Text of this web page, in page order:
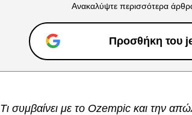
Ανακαλύψτε περισσότερα
Προσθήκη του
Τι συμβαίνει με το Ozempic και την